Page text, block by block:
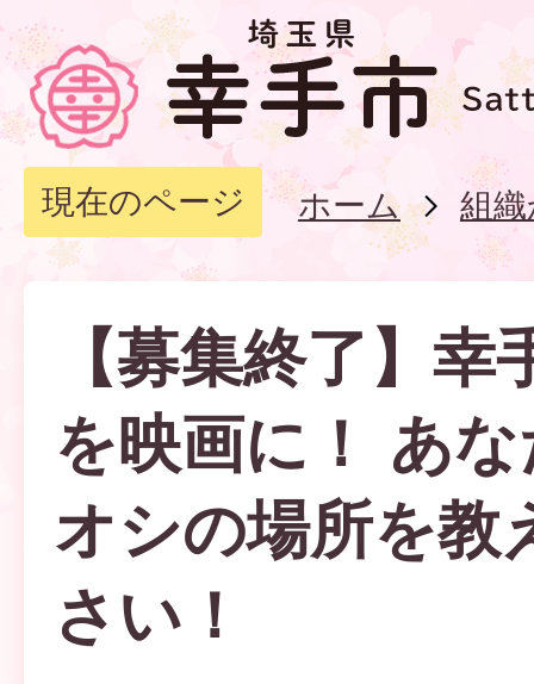
現在のページ ホーム 組
【募集終了】幸
を映画に！ あ
オシの場所を教
さい！